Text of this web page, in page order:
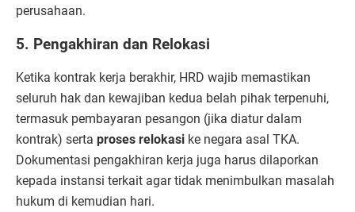
perusahaan.
5. Pengakhiran dan Relokasi
Ketika kontrak kerja berakhir, HRD wajib memastikan
seluruh hak dan kewajiban kedua belah pihak terpenuhi,
termasuk pembayaran pesangon (jika diatur dalam
kontrak) serta proses relokasi ke negara asal TKA.
Dokumentasi pengakhiran kerja juga harus dilaporkan
kepada instansi terkait agar tidak menimbulkan masalah
hukum di kemudian hari.